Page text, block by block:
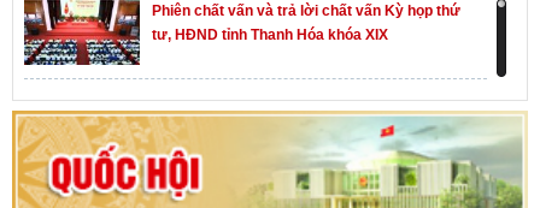
Phiên chất vấn và trả lời chất vấn Kỳ họp thứ
tư, HĐND tỉnh Thanh Hóa khóa XIX
Khai mạc kỳ họp thứ Nhất, Quốc hội khóa XVI
Hướng dẫn quy trình bỏ phiếu bầu cử ĐBQH